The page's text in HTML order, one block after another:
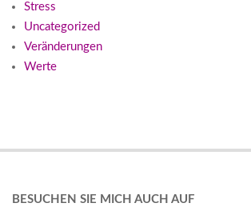
Stress
Uncategorized
Veränderungen
Werte
BESUCHEN SIE MICH AUCH AUF